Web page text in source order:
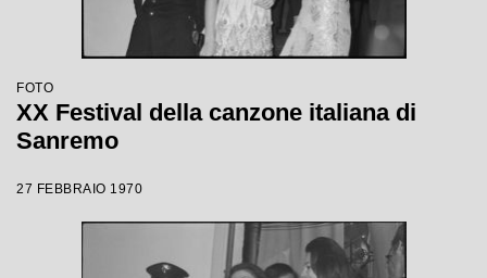
FOTO
XX Festival della canzone italiana di
Sanremo
27 FEBBRAIO 1970